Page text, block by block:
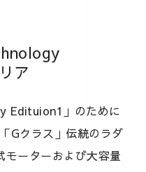
ア
Edituion1」のために
Gクラス」伝統のラダ
モーターおよび大容量